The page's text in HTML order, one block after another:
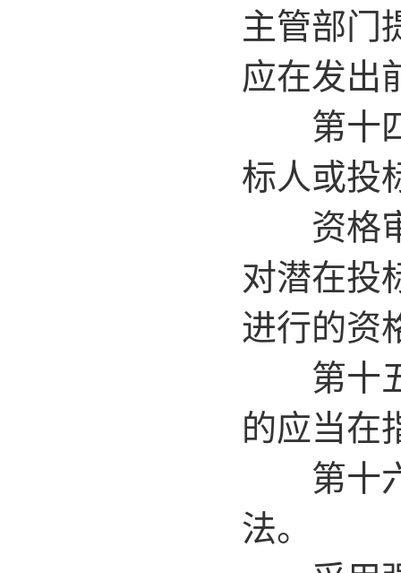
主管部门
应在发出
第十四
标人或投
资格审
对潜在投
进行的资
第十五
的应当在
第十六
法。